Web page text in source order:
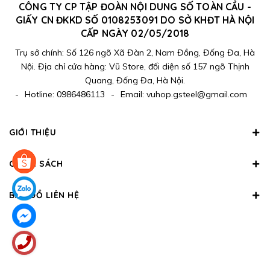
CÔNG TY CP TẬP ĐOÀN NỘI DUNG SỐ TOÀN CẦU -
GIẤY CN ĐKKD SỐ 0108253091 DO SỞ KHĐT HÀ NỘI
CẤP NGÀY 02/05/2018
Trụ sở chính: Số 126 ngõ Xã Đàn 2, Nam Đồng, Đống Đa, Hà
Nội. Địa chỉ cửa hàng: Vũ Store, đối diện số 157 ngõ Thịnh
Quang, Đống Đa, Hà Nội.
-
Hotline: 0986486113 - Email: vuhop.gsteel@gmail.com
GIỚI THIỆU
CHÍNH SÁCH
BẢN ĐỒ LIÊN HỆ